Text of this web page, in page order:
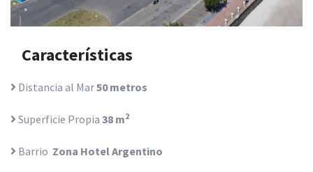
Características
Distancia al Mar50 metros
Superficie Propia 38 m2
Barrio Zona Hotel Argentino